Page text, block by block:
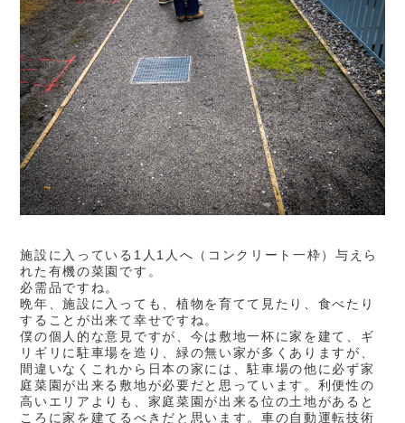
施設に入っている1人1人へ（コンクリート一枠）与えら
れた有機の菜園です。
必需品ですね。
晩年、施設に入っても、植物を育てて見たり、食べたり
することが出来て幸せですね。
僕の個人的な意見ですが、今は敷地一杯に家を建て、ギ
リギリに駐車場を造り、緑の無い家が多くありますが、
間違いなくこれから日本の家には、駐車場の他に必ず家
庭菜園が出来る敷地が必要だと思っています。利便性の
高いエリアよりも、家庭菜園が出来る位の土地があると
ころに家を建てるべきだと思います。車の自動運転技術